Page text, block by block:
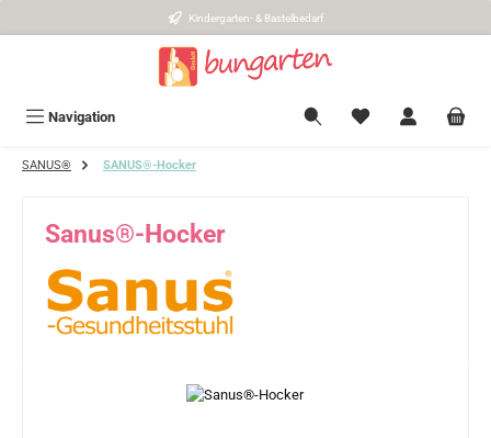
Kindergarten- & Bastelbedarf
Navigation
SANUS® SANUS®-Hocker
Sanus®-Hocker
Bildergalerie überspringen